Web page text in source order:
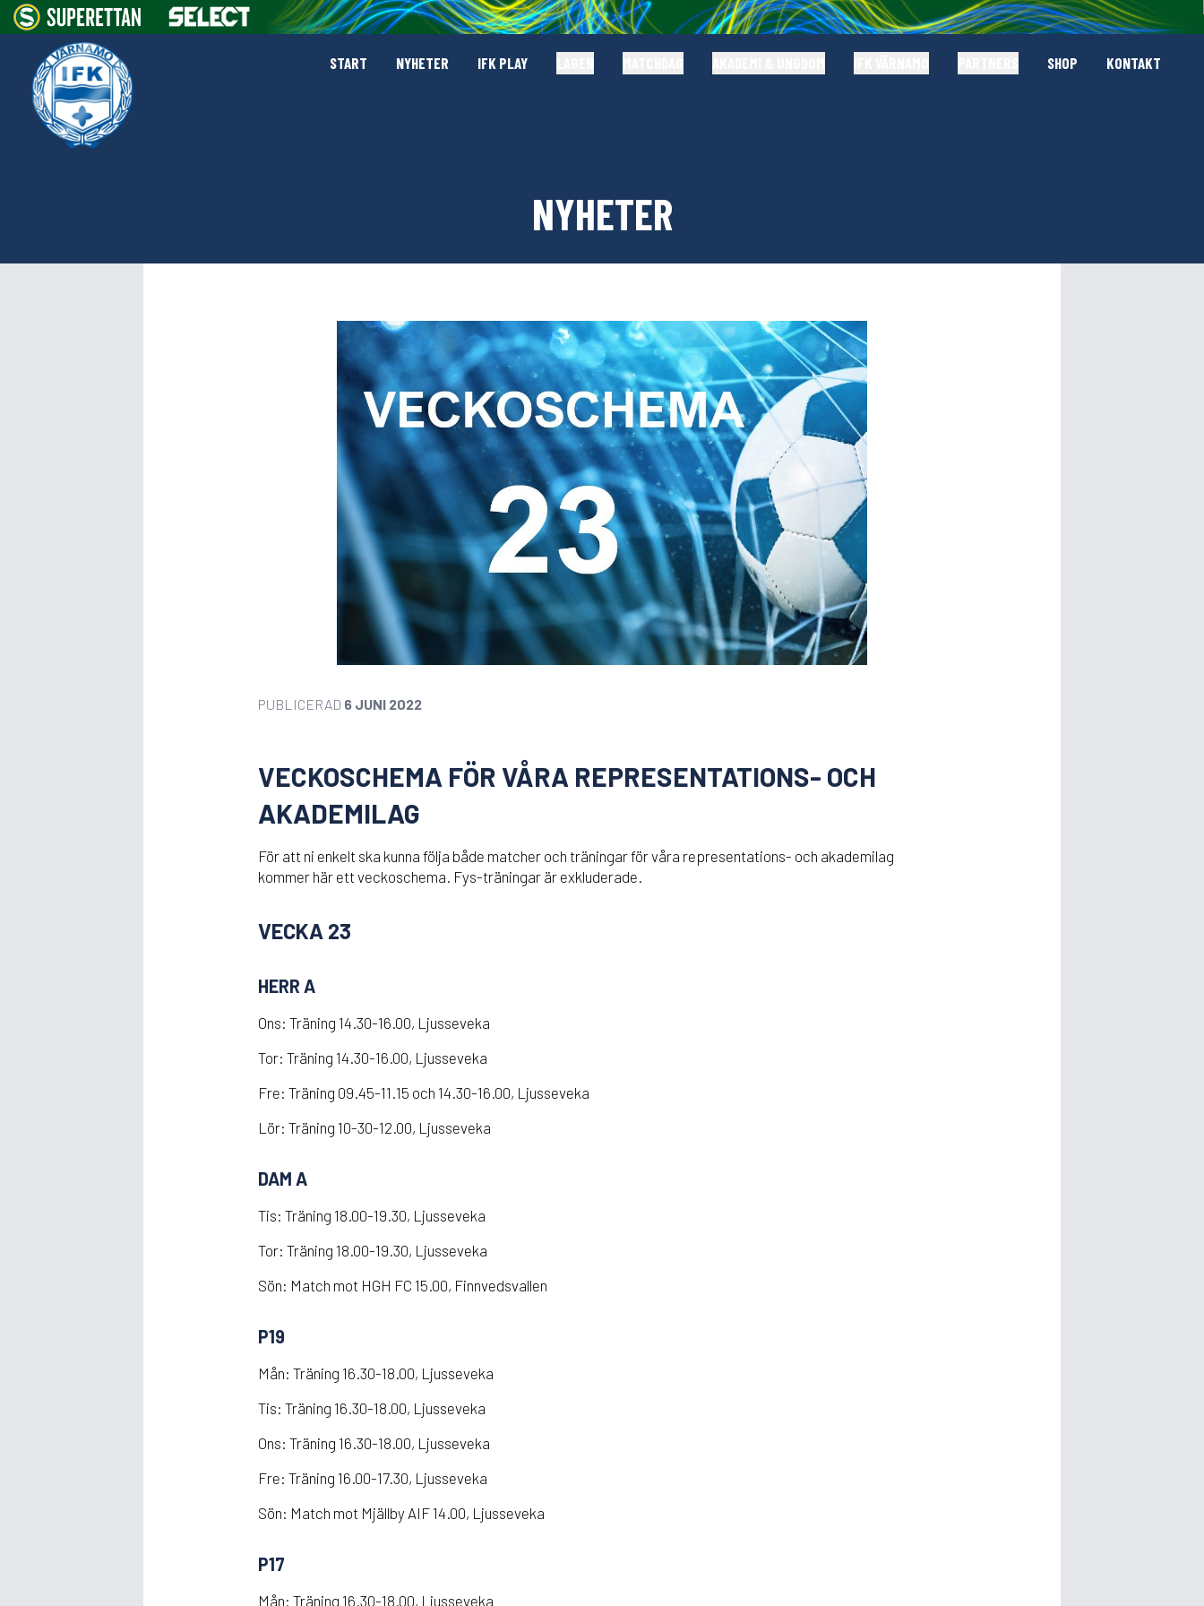
START NYHETER IFK PLAY SHOP KONTAKT
NYHETER
PUBLICERAD 6 JUNI 2022
VECKOSCHEMA FÖR VÅRA REPRESENTATIONS- OCH
AKADEMILAG
För att ni enkelt ska kunna följa både matcher och träningar för våra representations- och akademilag
kommer här ett veckoschema. Fys-träningar är exkluderade.
VECKA 23
HERR A
Ons: Träning 14.30-16.00, Ljusseveka
Tor: Träning 14.30-16.00, Ljusseveka
Fre: Träning 09.45-11.15 och 14.30-16.00, Ljusseveka
Lör: Träning 10-30-12.00, Ljusseveka
DAM A
Tis: Träning 18.00-19.30, Ljusseveka
Tor: Träning 18.00-19.30, Ljusseveka
Sön: Match mot HGH FC 15.00, Finnvedsvallen
P19
Mån: Träning 16.30-18.00, Ljusseveka
Tis: Träning 16.30-18.00, Ljusseveka
Ons: Träning 16.30-18.00, Ljusseveka
Fre: Träning 16.00-17.30, Ljusseveka
Sön: Match mot Mjällby AIF 14.00, Ljusseveka
P17
Mån: Träning 16.30-18.00, Ljusseveka